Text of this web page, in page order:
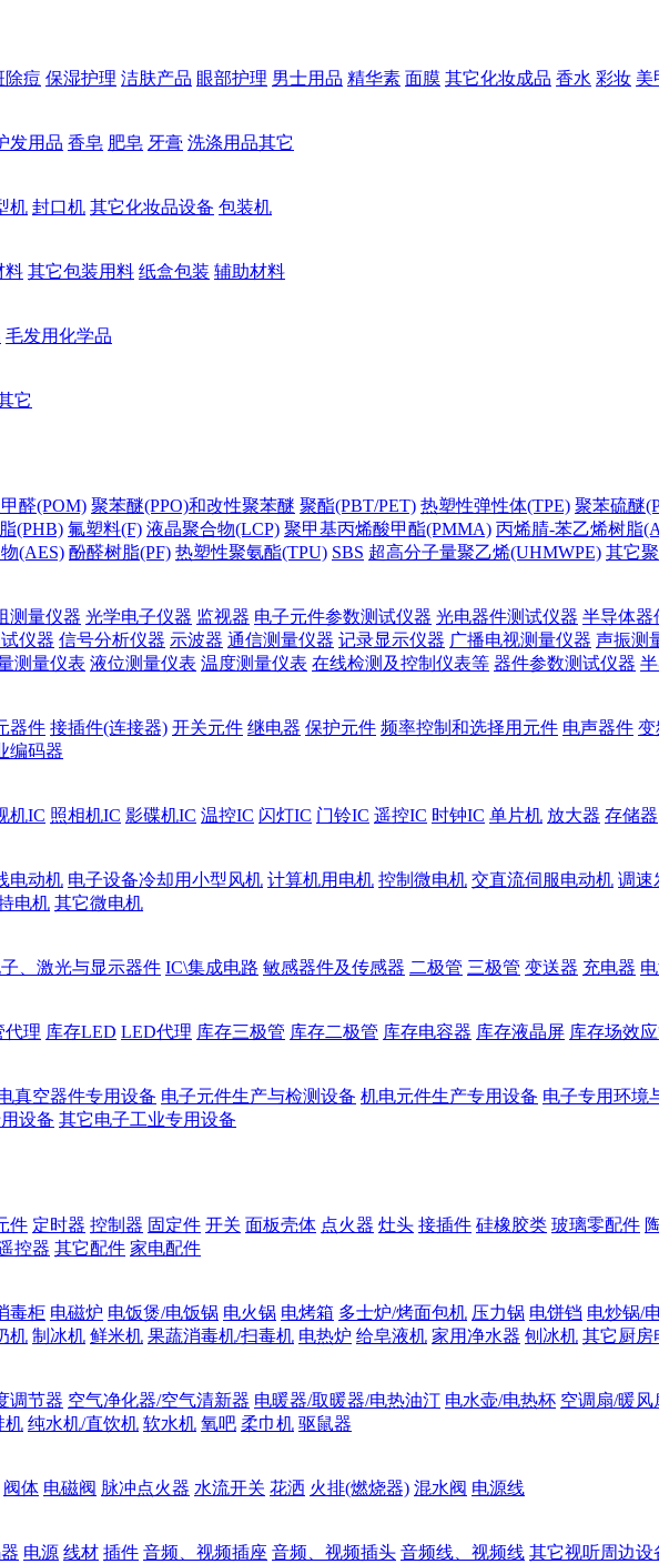
除痘 保湿护理 洁肤产品 眼部护理 男士用品 精华素 面膜 其它化妆成品 香水 彩妆 美
发用品 香皂 肥皂 牙膏 洗涤用品其它
机 封口机 其它化妆品设备 包装机
料 其它包装用料 纸盒包装 辅助材料
毛发用化学品
它
醛(POM) 聚苯醚(PPO)和改性聚苯醚 聚酯(PBT/PET) 热塑性弹性体(TPE) 聚苯硫醚
(PHB) 氟塑料(F) 液晶聚合物(LCP) 聚甲基丙烯酸甲酯(PMMA) 丙烯腈-苯乙烯树脂
(AES) 酚醛树脂(PF) 热塑性聚氨酯(TPU) SBS 超高分子量聚乙烯(UHMWPE) 其它
测量仪器 光学电子仪器 监视器 电子元件参数测试仪器 光电器件测试仪器 半导体器
仪器 信号分析仪器 示波器 通信测量仪器 记录显示仪器 广播电视测量仪器 声振测
测量仪表 液位测量仪表 温度测量仪表 在线检测及控制仪表等 器件参数测试仪器
器件 接插件(连接器) 开关元件 继电器 保护元件 频率控制和选择用元件 电声器件 变
编码器
机IC 照相机IC 影碟机IC 温控IC 闪灯IC 门铃IC 遥控IC 时钟IC 单片机 放大器 存储器
电动机 电子设备冷却用小型风机 计算机用电机 控制微电机 交直流伺服电动机 调速
电机 其它微电机
、激光与显示器件 IC\集成电路 敏感器件及传感器 二极管 三极管 变送器 充电器
代理 库存LED LED代理 库存三极管 库存二极管 库存电容器 库存液晶屏 库存场效
真空器件专用设备 电子元件生产与检测设备 机电元件生产专用设备 电子专用环境
设备 其它电子工业专用设备
件 定时器 控制器 固定件 开关 面板壳体 点火器 灶头 接插件 硅橡胶类 玻璃零配件
控器 其它配件 家电配件
毒柜 电磁炉 电饭煲/电饭锅 电火锅 电烤箱 多士炉/烤面包机 压力锅 电饼铛 电炒锅/
机 制冰机 鲜米机 果蔬消毒机/扫毒机 电热炉 给皂液机 家用净水器 刨冰机 其它厨房
调节器 空气净化器/空气清新器 电暖器/取暖器/电热油汀 电水壶/电热杯 空调扇/暖风
机 纯水机/直饮机 软水机 氧吧 柔巾机 驱鼠器
阀体 电磁阀 脉冲点火器 水流开关 花洒 火排(燃烧器) 混水阀 电源线
电源 线材 插件 音频、视频插座 音频、视频插头 音频线、视频线 其它视听周边设